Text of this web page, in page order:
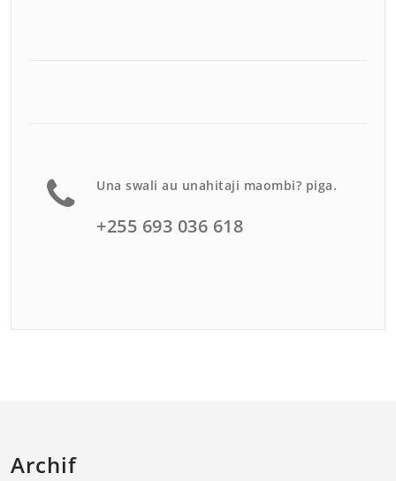
Una swali au unahitaji maombi? piga.
+255 693 036 618
Archif